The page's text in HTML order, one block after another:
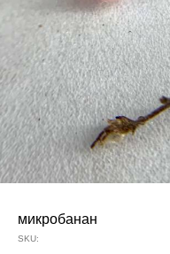
микробанан
SKU: